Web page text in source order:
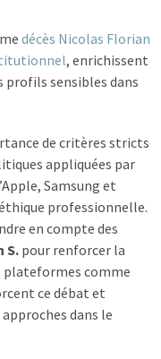
décès Nicolas Florian
, enrichissent
profils sensibles dans
de critères stricts
appliquées par
Samsung et
professionnelle.
en compte des
S.pour renforcer la
plateformes comme
ce débat et
dans le